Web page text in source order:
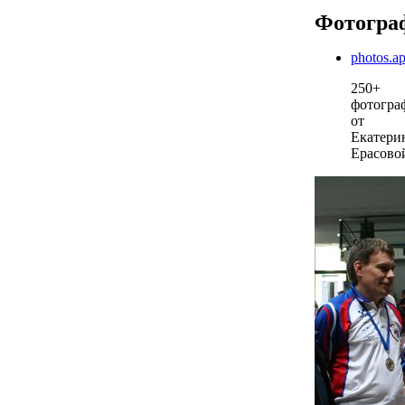
250+
от